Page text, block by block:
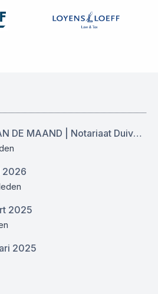
SPONSOR VAN DE MAAND | Notariaat Duiven Westervoort
2026
2025
2025